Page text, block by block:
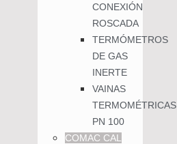
CONEXIÓN
ROSCADA
TERMÓMETROS
DE GAS
INERTE
VAINAS
TERMOMÉTRICAS
PN 100
COMAC CAL